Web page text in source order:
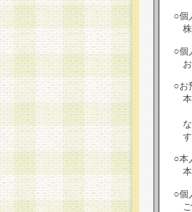
○個
○個
○お
す
○本
○個